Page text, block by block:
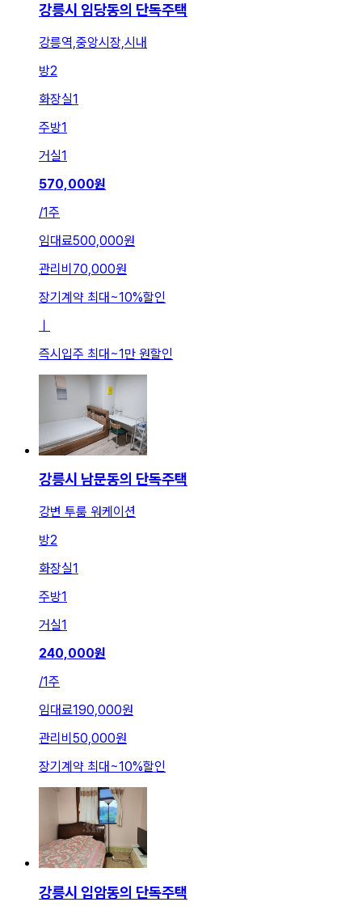
강릉시 임당동의 단독주택
강릉역,중앙시장,시내
방2
화장실1
주방1
거실1
570,000원
/1주
임대료500,000원
관리비 70,000원
장기계약 최대~10%할인
ㅣ
즉시입주 최대~1만 원할인
강릉시 남문동의 단독주택
강변 투룸 워케이션
방2
화장실1
주방1
거실1
240,000원
/1주
임대료190,000원
관리비 50,000원
장기계약 최대 ~10%할인
강릉시 입암동의 단독주택